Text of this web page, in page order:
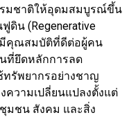
มชาติให้อุดมสมบูรณ์ขึ้น
ดิน (Regenerative
คุณสมบัติที่ดีต่อผู้คน
ที่ยึดหลักการลด
ทรัพยากรอย่างชาญ
ความเปลี่ยนแปลงตั้งแต่
มชน สังคม และสิ่ง